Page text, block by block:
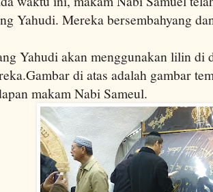
Yahudi. Mereka bersembahyang
Yahudi akan menggunakan lilin di
di atas adalah gambar
makam Nabi Sameul.